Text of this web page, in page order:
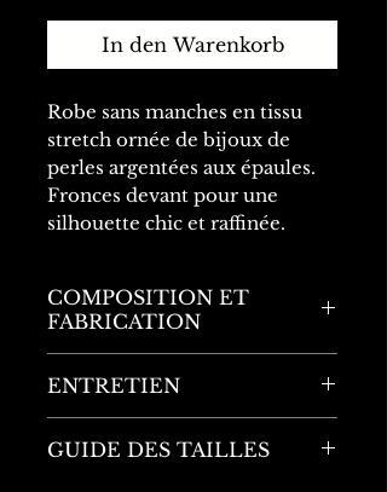
In den Warenkorb
Robe sans manches en tissu
stretch ornée de bijoux de
perles argentées aux épaules.
Fronces devant pour une
silhouette chic et raffinée.
COMPOSITION ET
FABRICATION
Fabriqué en Italie
57% Viscose
ENTRETIEN
figurant sur l'étiquette du
GUIDE DES TAILLES